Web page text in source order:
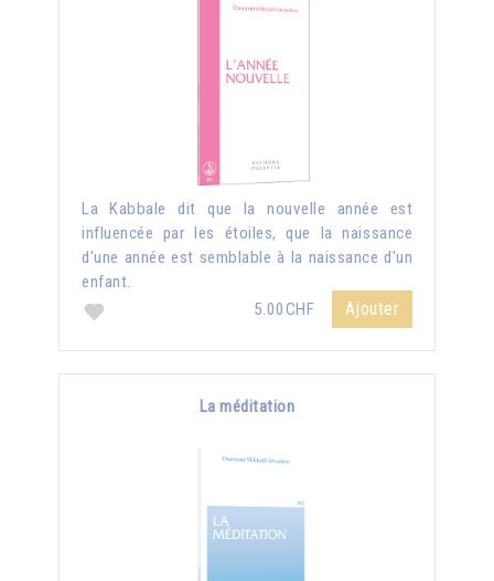
La Kabbale dit que la nouvelle année est
influencée par les étoiles, que la naissance
d'une année est semblable à la naissance d'un
enfant.
5.00CHF
Ajouter
La méditation